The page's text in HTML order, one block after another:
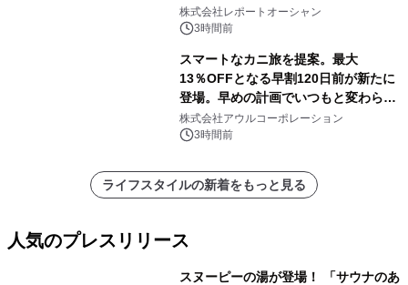
センター・高速光通信需要が成長を加
速
株式会社レポートオーシャン
3時間前
スマートなカニ旅を提案。最大
13％OFFとなる早割120日前が新たに
登場。早めの計画でいつもと変わらぬ
大人の冬旅を。ー夕日ヶ浦温泉「佳松
苑 別邸ふうか」ー
株式会社アウルコーポレーション
3時間前
ライフスタイルの新着をもっと見る
人気のプレスリリース
スヌーピーの湯が登場！ 「サウナのあ